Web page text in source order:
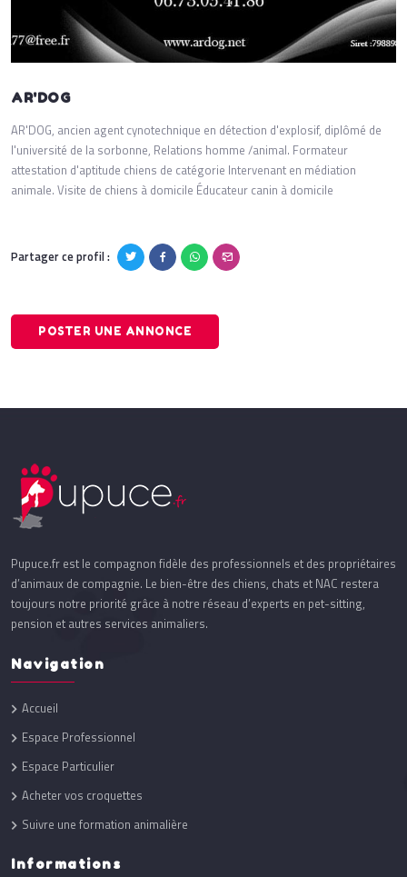
AR'DOG
AR'DOG, ancien agent cynotechnique en détection d'explosif, diplômé de
l'université de la sorbonne, Relations homme /animal. Formateur
attestation d'aptitude chiens de catégorie Intervenant en médiation
animale. Visite de chiens à domicile Éducateur canin à domicile
Partager ce profil :
POSTER UNE ANNONCE
Pupuce.fr est le compagnon fidèle des professionnels et des propriétaires
d’animaux de compagnie. Le bien-être des chiens, chats et NAC restera
toujours notre priorité grâce à notre réseau d’experts en pet-sitting,
pension et autres services animaliers.
Navigation
Accueil
Espace Professionnel
Espace Particulier
Acheter vos croquettes
Suivre une formation animalière
Informations